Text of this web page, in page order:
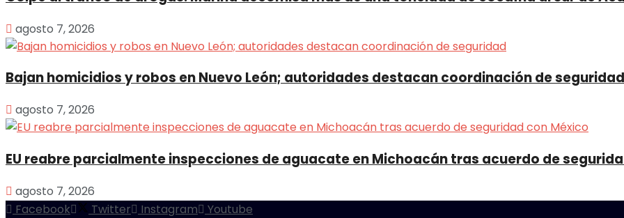
agosto 7, 2026
Bajan homicidios y robos en Nuevo León; autoridades destacan coordinación de seguridad
agosto 7, 2026
EU reabre parcialmente inspecciones de aguacate en Michoacán tras acuerdo de
agosto 7, 2026
Facebook
Twitter Instagram
Youtube